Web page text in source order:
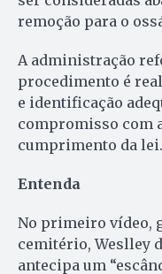
remoção para o
A administração
procedimento é
e identificação
compromisso com
cumprimento da lei.
Entenda
No primeiro vídeo,
cemitério, Weslley
antecipa um